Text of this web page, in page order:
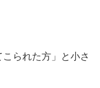
こられた方」と小さ